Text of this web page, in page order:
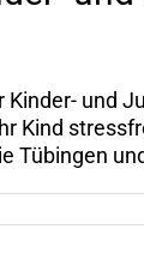
und
Tübingen